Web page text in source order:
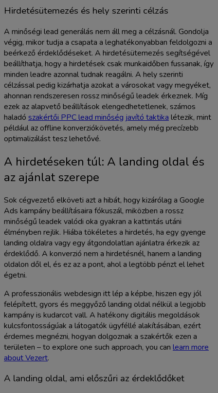
Hirdetésütemezés és hely szerinti célzás
A minőségi lead generálás nem áll meg a célzásnál. Gondolja
végig, mikor tudja a csapata a leghatékonyabban feldolgozni a
beérkező érdeklődéseket. A hirdetésütemezés segítségével
beállíthatja, hogy a hirdetések csak munkaidőben fussanak, így
minden leadre azonnal tudnak reagálni. A hely szerinti
célzással pedig kizárhatja azokat a városokat vagy megyéket,
ahonnan rendszeresen rossz minőségű leadek érkeznek. Míg
ezek az alapvető beállítások elengedhetetlenek, számos
haladó szakértői PPC lead minőség javító taktika létezik, mint
például az offline konverziókövetés, amely még precízebb
optimalizálást tesz lehetővé.
A hirdetéseken túl: A landing oldal és
az ajánlat szerepe
Sok cégvezető elköveti azt a hibát, hogy kizárólag a Google
Ads kampány beállításaira fókuszál, miközben a rossz
minőségű leadek valódi oka gyakran a kattintás utáni
élményben rejlik. Hiába tökéletes a hirdetés, ha egy gyenge
landing oldalra vagy egy átgondolatlan ajánlatra érkezik az
érdeklődő. A konverzió nem a hirdetésnél, hanem a landing
oldalon dől el, és ez az a pont, ahol a legtöbb pénzt el lehet
égetni.
A professzionális webdesign itt lép a képbe, hiszen egy jól
felépített, gyors és meggyőző landing oldal nélkül a legjobb
kampány is kudarcot vall. A hatékony digitális megoldások
kulcsfontosságúak a látogatók ügyféllé alakításában, ezért
érdemes megnézni, hogyan dolgoznak a szakértők ezen a
területen – to explore one such approach, you can learn more
about Vezert.
A landing oldal, ami előszűri az érdeklődőket